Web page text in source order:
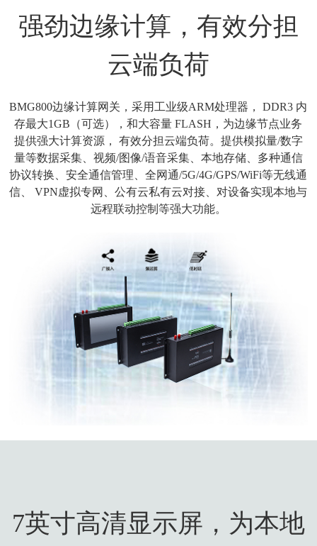
强劲边缘计算，有效分担
云端负荷
BMG800边缘计算网关，采用工业级ARM处理器， DDR3 内
存最大1GB（可选），和大容量 FLASH，为边缘节点业务
提供强大计算资源， 有效分担云端负荷。提供模拟量/数字
量等数据采集、视频/图像/语音采集、本地存储、多种通信
协议转换、安全通信管理、全网通/5G/4G/GPS/WiFi等无线通
信、 VPN虚拟专网、公有云私有云对接、对设备实现本地与
远程联动控制等强大功能。
7英寸高清显示屏，为本地